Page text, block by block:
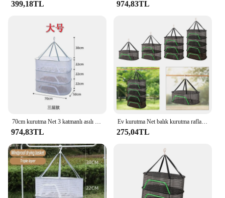
399,18TL 974,83TL
974,83TL
Ev kurutma Net balık kurutma rafları uzay tasarrufu ile 360 derece dönen kanca çok amaçlı sebze çanak et kuru sepet için
275,04TL